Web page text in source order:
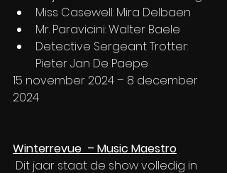
Miss Casewell: Mira Delbaen
Mr. Paravicini: Walter Baele
Detective Sergeant Trotter:
Pieter Jan De Paepe
15 november 2024 – 8 december
2024
Winterrevue  – Music Maestro